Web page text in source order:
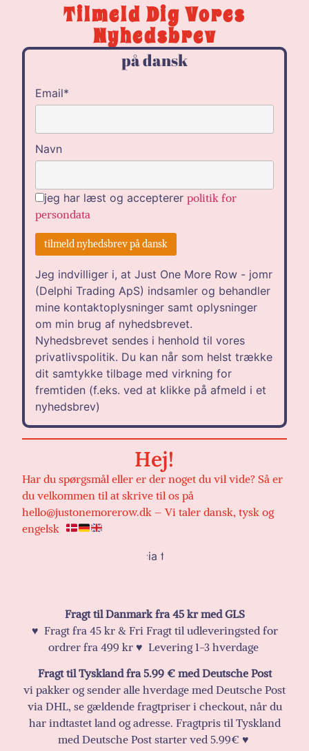
NL
Tilmeld Dig Vores
Nyhedsbrev
på dansk
Email*
Navn
jeg har læst og acceptererpolitik for
persondata
Jeg indvilliger i, at Just One More Row - jomr
(Delphi Trading ApS) indsamler og behandler
mine kontaktoplysninger samt oplysninger
om min brug af nyhedsbrevet.
Nyhedsbrevet sendes i henhold til vores
privatlivspolitik. Du kan når som helst trække
dit samtykke tilbage med virkning for
fremtiden (f.eks. ved at klikke på afmeld i et
nyhedsbrev)
Hej!
Har du spørgsmål eller er der noget du vil vide? Så er
du velkommen til at skrive til os på
hello@justonemorerow.dk – Vi taler dansk, tysk og
engelsk
Fragt til Danmark fra 45 kr med GLS
♥️ Fragt fra 45 kr & Fri Fragt til udleveringsted for
ordrer fra 499 kr ♥️ Levering 1-3 hverdage
Fragt til Tyskland fra 5.99 € med Deutsche Post
vi pakker og sender alle hverdage med Deutsche Post
via DHL, se gældende fragtpriser i checkout, når du
har indtastet land og adresse. Fragtpris til Tyskland
med Deutsche Post starter ved 5.99€ ♥️